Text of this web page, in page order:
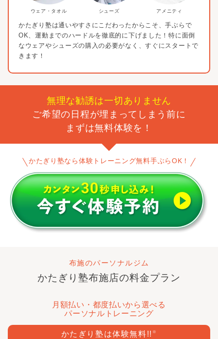
ウェア・タオル シューズ アメニティ
かたぎり塾は通いやすさにこだわったからこそ、手ぶらで
OK、運動までのハードルを徹底的に下げました！特に面倒
なウェアやシューズの購入の必要がなく、すぐにスタートで
きます！
無理な勧誘は一切ありません
ご希望の日程が埋まってしまう前に
まずは無料体験を！
かたぎり塾なら体験トレーニング無料手ぶらOK！
布施のパーソナルジム
かたぎり塾布施店の料金プラン
月額払い・都度払いから選べる
パーソナルトレーニング
かたぎり塾は体験無料!! ※